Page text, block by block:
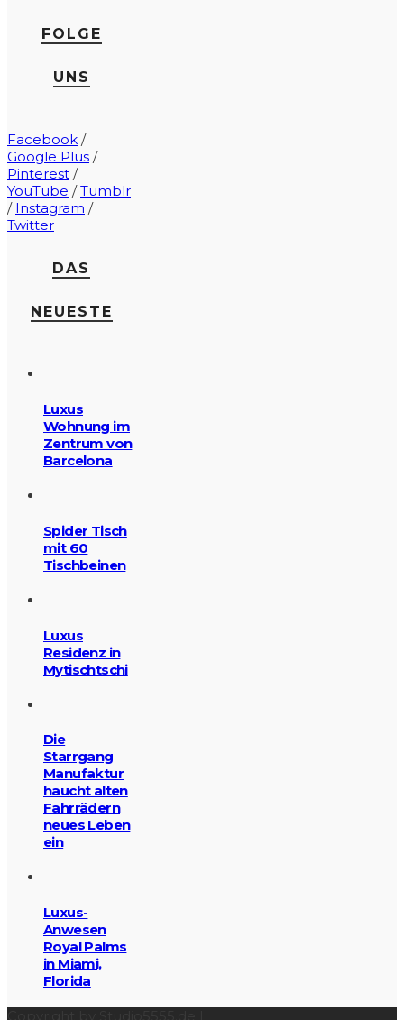
FOLGE
UNS
Facebook /
Google Plus /
Pinterest /
YouTube /Tumblr
/ Instagram /
Twitter
DAS
NEUESTE
Luxus
Wohnung im
Zentrum von
Barcelona
Spider Tisch
mit 60
Tischbeinen
Luxus
Residenz in
Mytischtschi
Die
Starrgang
Manufaktur
haucht alten
Fahrrädern
neues Leben
ein
Luxus-
Anwesen
Royal Palms
in Miami,
Florida